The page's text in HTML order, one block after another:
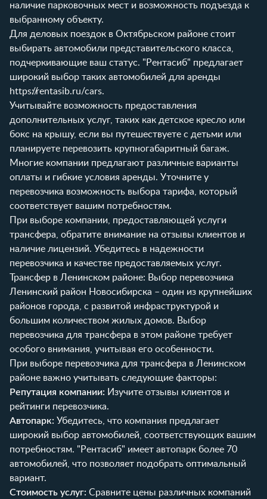
наличие парковочных мест и возможность подъезда к
выбранному объекту.
Для деловых поездок в Октябрьском районе стоит
выбирать автомобили представительского класса,
подчеркивающие ваш статус. "Рентасиб" предлагает
широкий выбор таких автомобилей для аренды
https://rentasib.ru/cars.
Учитывайте возможность предоставления
дополнительных услуг, таких как детское кресло или
бокс на крышу, если вы путешествуете с детьми или
планируете перевозить крупногабаритный багаж.
Многие компании предлагают различные варианты
оплаты и гибкие условия аренды. Уточните у
перевозчика возможность выбора тарифа, который
соответствует вашим потребностям.
При выборе компании, предоставляющей услуги
трансфера, обратите внимание на отзывы клиентов и
наличие лицензий. Убедитесь в надежности
перевозчика и качестве предоставляемых услуг.
Трансфер в Ленинском районе: Выбор перевозчика
Ленинский район Новосибирска – один из крупнейших
районов города, с развитой инфраструктурой и
большим количеством жилых домов. Выбор
перевозчика для трансфера в этом районе требует
особого внимания, учитывая его особенности.
При выборе перевозчика для трансфера в Ленинском
районе важно учитывать следующие факторы:
Репутация компании: Изучите отзывы клиентов и
рейтинги перевозчика.
Автопарк: Убедитесь, что компания предлагает
широкий выбор автомобилей, соответствующих вашим
потребностям. "Рентасиб" имеет автопарк более 70
автомобилей, что позволяет подобрать оптимальный
вариант.
Стоимость услуг: Сравните цены различных компаний